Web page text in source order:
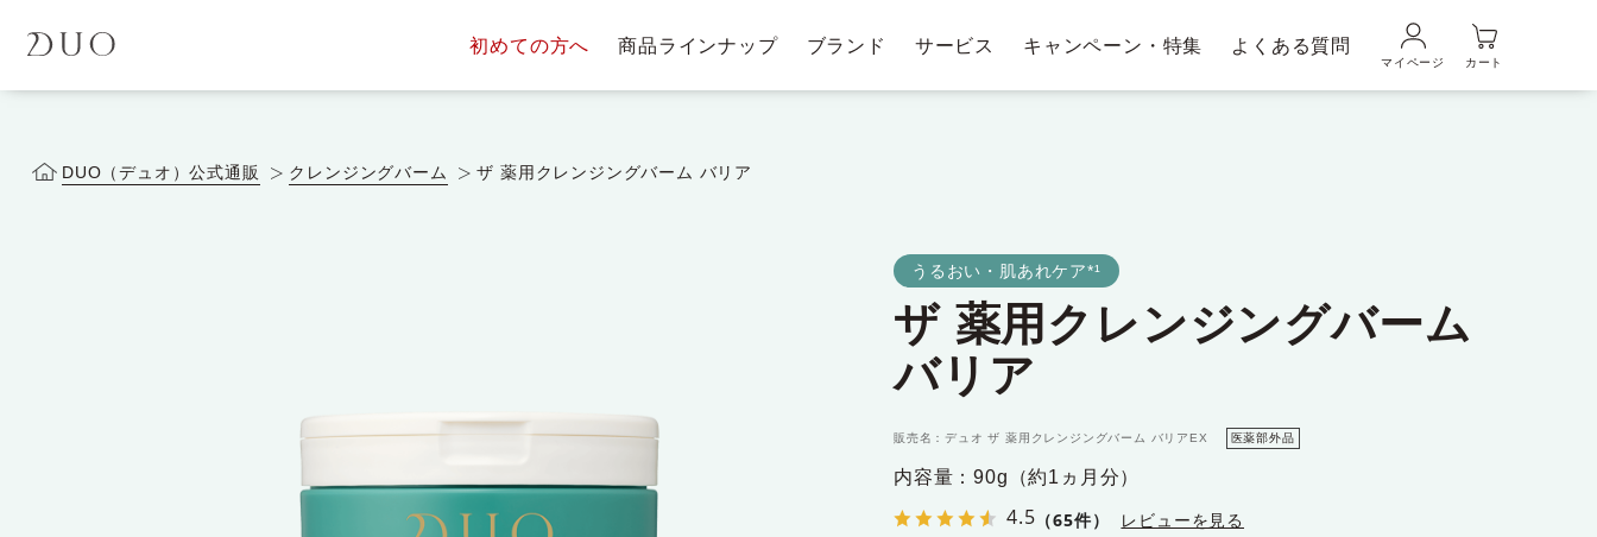
初めての方へ 商品ラインナップ
化粧水・乳液 美容液
ブランド
DUOについて DUOヒストリー ベストコスメ受賞履歴
サービス キャンペーン・特集 よくある質問
マイページ カート
DUO（デュオ）公式通販 クレンジングバーム ザ 薬用クレンジングバーム バリア
うるおい・肌あれケア*¹
ザ 薬用クレンジングバーム
バリア
販売名：デュオ ザ 薬用クレンジングバーム バリアEX 医薬部外品
内容量：90g（約1ヵ月分）
4.5 （65件） レビューを見る